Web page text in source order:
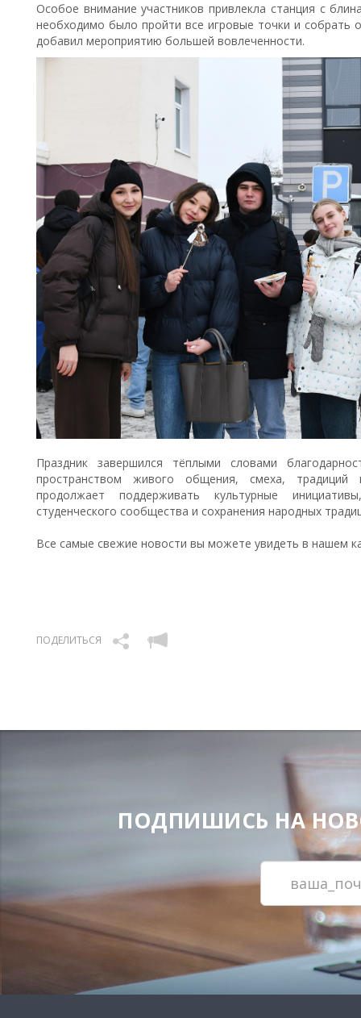
Особое внимание участников привлекла станция с
необходимо было пройти все игровые точки и
добавил мероприятию большей вовлеченности.
Праздник завершился тёплыми словами
пространством живого общения, смеха, традиций
продолжает поддерживать культурные
студенческого сообщества и сохранения народных
Все самые свежие новости вы можете увидеть в нашем
ПОДЕЛИТЬСЯ
ПОДПИШИСЬ НА